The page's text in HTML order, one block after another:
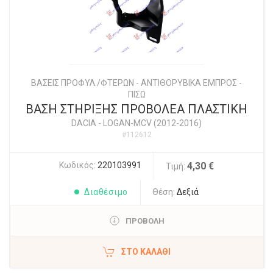
ΒΑΣΕΙΣ ΠΡΟΦΥΛ./ΦΤΕΡΩΝ - ΑΝΤΙΘΟΡΥΒΙΚΑ ΕΜΠΡΟΣ -
ΠΙΣΩ
ΒΑΣΗ ΣΤΗΡΙΞΗΣ ΠΡΟΒΟΛΕΑ ΠΛΑΣΤΙΚΗ
DACIA - LOGAN-MCV (2012-2016)
#112612
Κωδικός: 220103991 Τιμή: 4,30 €
Διαθέσιμο Θέση: Δεξιά
ΠΡΟΒΟΛΗ
ΣΤΟ ΚΑΛΆΘΙ